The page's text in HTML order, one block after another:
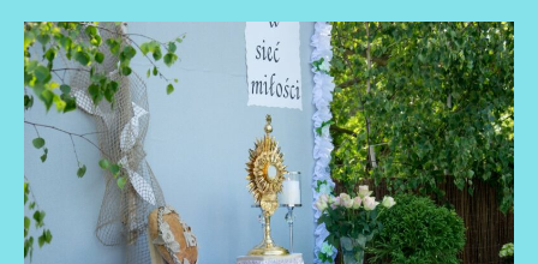
AKTUALNOŚCI